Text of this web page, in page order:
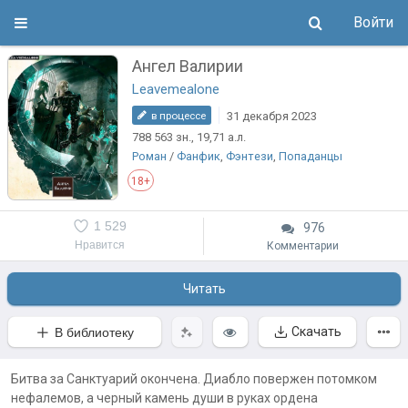
Войти
Ангел Валирии
Leavemealone
в процессе
31 декабря 2023
788 563 зн., 19,71 а.л.
Роман /Фанфик,Фэнтези,Попаданцы
18+
Нравится
1 529 976
Комментарии
Читать
В библиотеку Скачать
Битва за Санктуарий окончена. Диабло повержен потомком
нефалемов, а черный камень души в руках ордена